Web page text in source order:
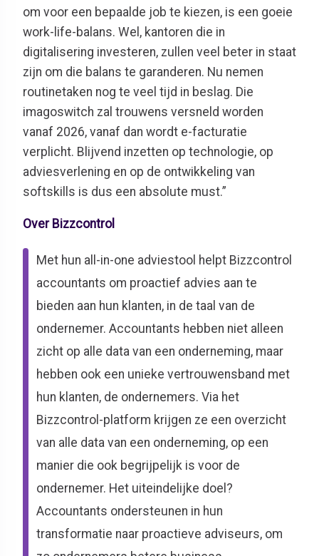
om voor een bepaalde job te kiezen, is een goeie
work-life-balans. Wel, kantoren die in
digitalisering investeren, zullen veel beter in staat
zijn om die balans te garanderen. Nu nemen
routinetaken nog te veel tijd in beslag. Die
imagoswitch zal trouwens versneld worden
vanaf 2026, vanaf dan wordt e-facturatie
verplicht. Blijvend inzetten op technologie, op
adviesverlening en op de ontwikkeling van
softskills is dus een absolute must.”
Over Bizzcontrol
Met hun all-in-one adviestool helpt Bizzcontrol
accountants om proactief advies aan te
bieden aan hun klanten, in de taal van de
ondernemer. Accountants hebben niet alleen
zicht op alle data van een onderneming, maar
hebben ook een unieke vertrouwensband met
hun klanten, de ondernemers. Via het
Bizzcontrol-platform krijgen ze een overzicht
van alle data van een onderneming, op een
manier die ook begrijpelijk is voor de
ondernemer. Het uiteindelijke doel?
Accountants ondersteunen in hun
transformatie naar proactieve adviseurs, om